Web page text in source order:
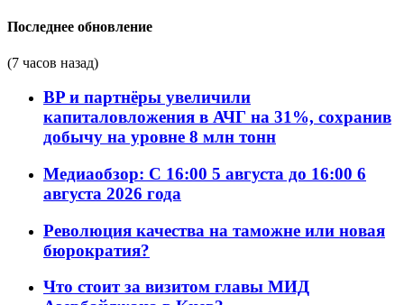
Последнее обновление
(7 часов назад)
BP и партнёры увеличили
капиталовложения в АЧГ на 31%, сохранив
добычу на уровне 8 млн тонн
Медиаобзор: С 16:00 5 августа до 16:00 6
августа 2026 года
Революция качества на таможне или новая
бюрократия?
Что стоит за визитом главы МИД